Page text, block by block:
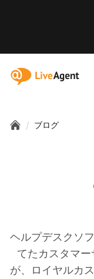
:site.title
/ ブログ
ヘルプデスクソ
てたカスタマー
が、ロイヤルカ